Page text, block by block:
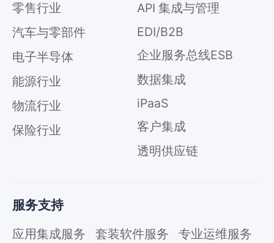
零售行业
汽车与零部件
电子半导体
能源行业
物流行业
保险行业
API 集成与管理
EDI/B2B
企业服务总线ESB
数据集成
iPaaS
客户集成
透明供应链
服务支持
应用集成服务 套装软件服务 专业运维服务